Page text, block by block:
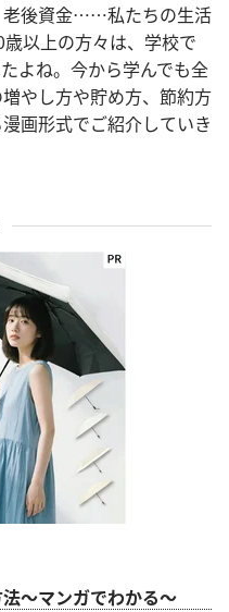
老後資金……私たちの生活
以上の方々は、学校で
よね。今から学んでも全
やし方や貯め方、節約方
画形式でご紹介していき
～マンガでわかる～